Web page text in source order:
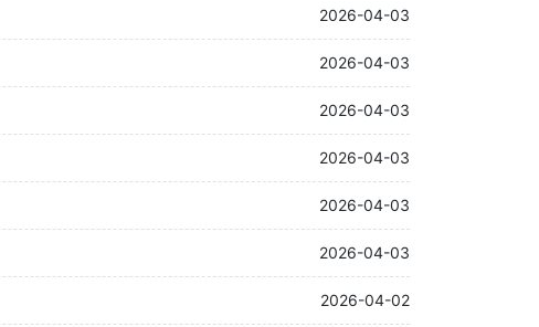
2026-04-03
2026-04-03
2026-04-03
2026-04-03
2026-04-03
2026-04-03
2026-04-02